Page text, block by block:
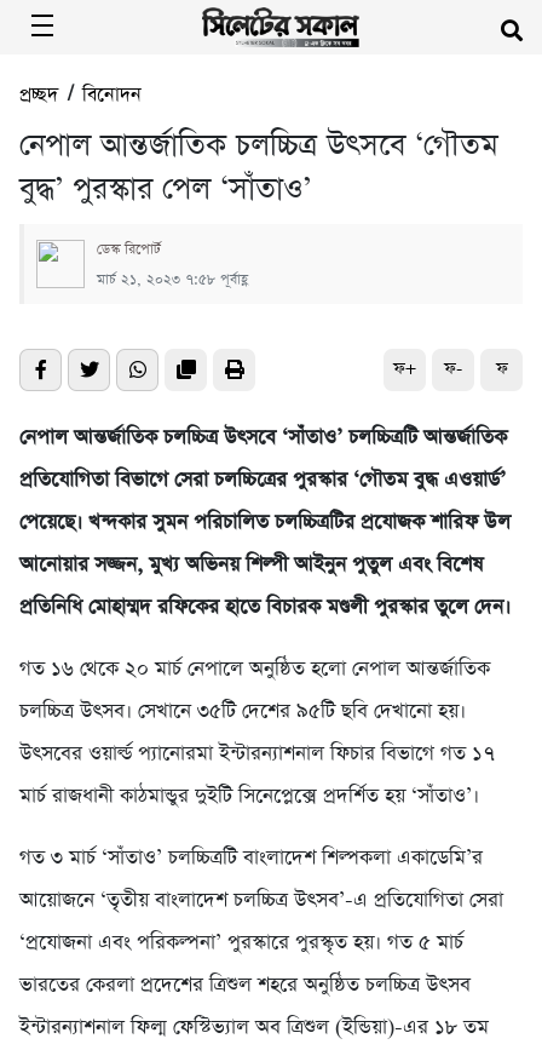
প্রচ্ছদ/বিনোদন
নেপাল আন্তর্জাতিক চলচ্চিত্র উৎসবে ‘গৌতম
বুদ্ধ’ পুরস্কার পেল ‘সাঁতাও’
ডেস্ক রিপোর্ট
মার্চ ২১, ২০২৩ ৭:৫৮ পূর্বাহ্ণ
ফ+ ফ- ফ
নেপাল আন্তর্জাতিক চলচ্চিত্র উৎসবে ‘সাঁতাও’ চলচ্চিত্রটি আন্তর্জাতিক
প্রতিযোগিতা বিভাগে সেরা চলচ্চিত্রের পুরস্কার ‘গৌতম বুদ্ধ এওয়ার্ড’
পেয়েছে। খন্দকার সুমন পরিচালিত চলচ্চিত্রটির প্রযোজক শারিফ উল
আনোয়ার সজ্জন, মুখ্য অভিনয় শিল্পী আইনুন পুতুল এবং বিশেষ
প্রতিনিধি মোহাম্মদ রফিকের হাতে বিচারক মণ্ডলী পুরস্কার তুলে দেন।
গত ১৬ থেকে ২০ মার্চ নেপালে অনুষ্ঠিত হলো নেপাল আন্তর্জাতিক
চলচ্চিত্র উৎসব। সেখানে ৩৫টি দেশের ৯৫টি ছবি দেখানো হয়।
উৎসবের ওয়ার্ল্ড প্যানোরমা ইন্টারন্যাশনাল ফিচার বিভাগে গত ১৭
মার্চ রাজধানী কাঠমান্ডুর দুইটি সিনেপ্লেক্সে প্রদর্শিত হয় ‘সাঁতাও’।
গত ৩ মার্চ ‘সাঁতাও’ চলচ্চিত্রটি বাংলাদেশ শিল্পকলা একাডেমি’র
আয়োজনে ‘তৃতীয় বাংলাদেশ চলচ্চিত্র উৎসব’-এ প্রতিযোগিতা সেরা
‘প্রযোজনা এবং পরিকল্পনা’ পুরস্কারে পুরস্কৃত হয়। গত ৫ মার্চ
ভারতের কেরলা প্রদেশের ত্রিশুল শহরে অনুষ্ঠিত চলচ্চিত্র উৎসব
ইন্টারন্যাশনাল ফিল্ম ফেস্টিভ্যাল অব ত্রিশুল (ইন্ডিয়া)-এর ১৮ তম